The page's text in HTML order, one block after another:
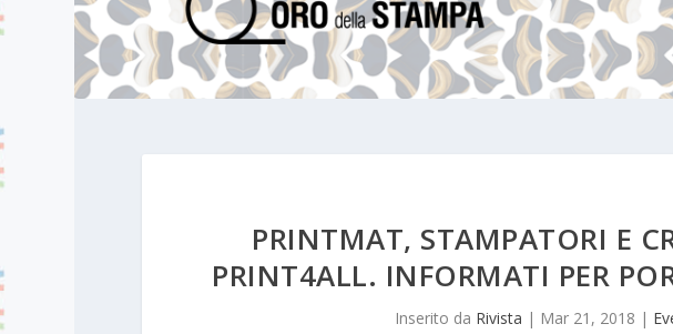
PRINTMAT, STAMPATORI E
PRINT4ALL. INFORMATI PER
Inserito da Rivista | Mar 21, 2018 |